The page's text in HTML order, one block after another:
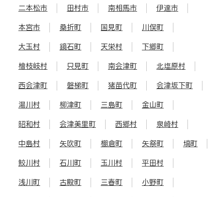
二本松市 田村市 南相馬市 伊達市
本宮市 桑折町 国見町 川俣町
大玉村 鏡石町 天栄村 下郷町
檜枝岐村 只見町 南会津町 北塩原村
西会津町 磐梯町 猪苗代町 会津坂下町
湯川村 柳津町 三島町 金山町
昭和村 会津美里町 西郷村 泉崎村
中島村 矢吹町 棚倉町 矢祭町 塙町
鮫川村 石川町 玉川村 平田村
浅川町 古殿町 三春町 小野町